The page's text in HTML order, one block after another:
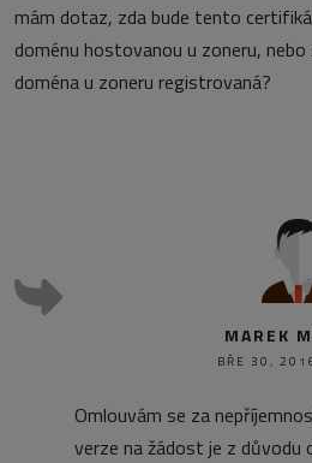
mám dotaz, zda bude tento
doménu hostovanou u zoneru,
doména u zoneru registrovaná?
MAREK
BŘE 30,
Omlouvám se za
verze na žádost je z důvodu